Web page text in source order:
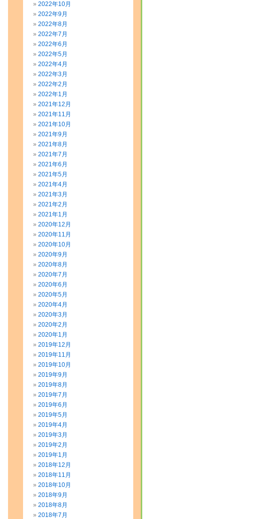
2022年10月
2022年9月
2022年8月
2022年7月
2022年6月
2022年5月
2022年4月
2022年3月
2022年2月
2022年1月
2021年12月
2021年11月
2021年10月
2021年9月
2021年8月
2021年7月
2021年6月
2021年5月
2021年4月
2021年3月
2021年2月
2021年1月
2020年12月
2020年11月
2020年10月
2020年9月
2020年8月
2020年7月
2020年6月
2020年5月
2020年4月
2020年3月
2020年2月
2020年1月
2019年12月
2019年11月
2019年10月
2019年9月
2019年8月
2019年7月
2019年6月
2019年5月
2019年4月
2019年3月
2019年2月
2019年1月
2018年12月
2018年11月
2018年10月
2018年9月
2018年8月
2018年7月